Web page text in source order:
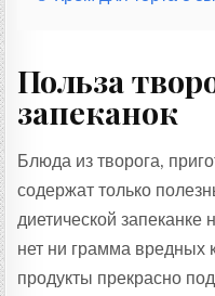
Польза
запеканок
Блюда из творога,
содержат только
диетической запеканке
нет ни грамма
продукты прекрасно